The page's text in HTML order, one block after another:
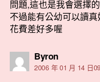
問題,這也是我會選擇
不過能有公幼可以讀真
花費差好多喔
Byron表
示:
2006 年 01 月 14 日